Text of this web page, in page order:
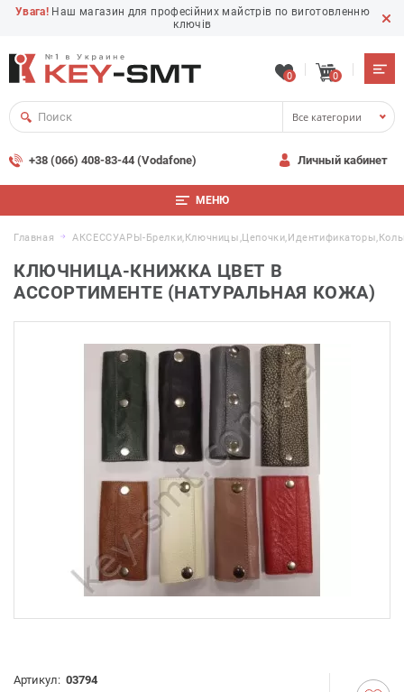
Увага! Наш магазин для професійних майстрів по виготовленню
ключів
0 0
Все категории
+38 (066) 408-83-44 (Vodafone) Личный кабинет
МЕНЮ
Главная АКСЕССУАРЫ-
КЛЮЧНИЦА-КНИЖКА ЦВЕТ В
АССОРТИМЕНТЕ (НАТУРАЛЬНАЯ КОЖА)
Артикул: 03794